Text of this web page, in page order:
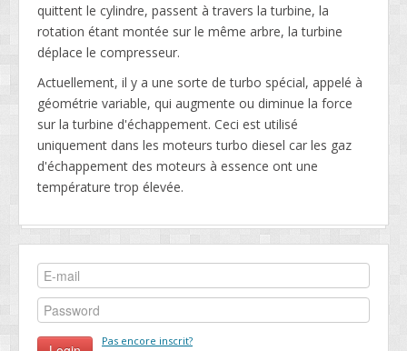
quittent le cylindre, passent à travers la turbine, la
rotation étant montée sur le même arbre, la turbine
déplace le compresseur.
Actuellement, il y a une sorte de turbo spécial, appelé à
géométrie variable, qui augmente ou diminue la force
sur la turbine d'échappement. Ceci est utilisé
uniquement dans les moteurs turbo diesel car les gaz
d'échappement des moteurs à essence ont une
température trop élevée.
Pas encore inscrit?